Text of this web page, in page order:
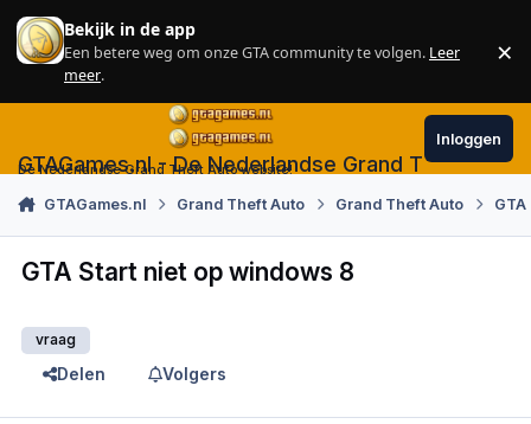
Skip to content
Bekijk in de app
Een betere weg om onze GTA community te volgen. Leer
meer.
×
GTAGames.nl - De Nederlandse Grand Theft Auto
De Nederlandse Grand Theft Auto website!
Inloggen
GTAGames.nl Grand Theft Auto Grand Theft Auto
GTA Start niet op windows 8
vraag
Delen Volgers